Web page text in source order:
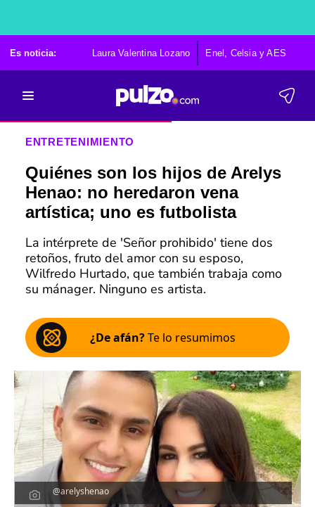
Es noticia: Laura Valentina Lozano Enel, Celsia y AES
ENTRETENIMIENTO
Quiénes son los hijos de Arelys
Henao: no heredaron vena
artística; uno es futbolista
La intérprete de 'Señor prohibido' tiene dos
retoños, fruto del amor con su esposo,
Wilfredo Hurtado, que también trabaja como
su mánager. Ninguno es artista.
¿De afán?Te lo resumimos
@arelyshenao